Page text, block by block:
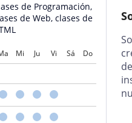
de Programación,
de Web, clases de
Mi Ju Vi Sá
Do